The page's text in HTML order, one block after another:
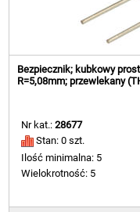
Bezpiecznik; kubkowy
R=5,08mm; przewlekany
Nr kat.:28677
Stan: 0 szt.
Ilość minimalna: 5
Wielokrotność: 5